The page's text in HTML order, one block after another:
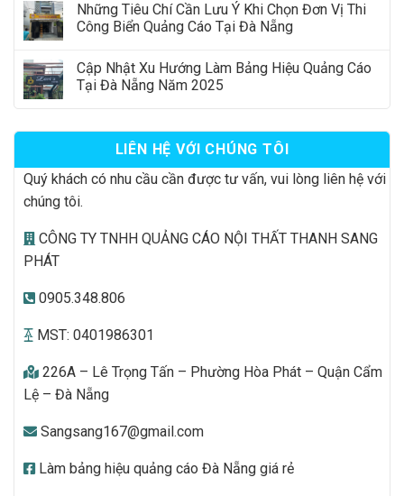
Những Tiêu Chí Cần Lưu Ý Khi Chọn Đơn Vị Thi
Công Biển Quảng Cáo Tại Đà Nẵng
Cập Nhật Xu Hướng Làm Bảng Hiệu Quảng Cáo
Tại Đà Nẵng Năm 2025
LIÊN HỆ VỚI CHÚNG TÔI
Quý khách có nhu cầu cần được tư vấn, vui lòng liên hệ với
chúng tôi.
CÔNG TY TNHH QUẢNG CÁO NỘI THẤT THANH SANG
PHÁT
0905.348.806
MST: 0401986301
226A – Lê Trọng Tấn – Phường Hòa Phát – Quận Cẩm
Lệ – Đà Nẵng
Sangsang167@gmail.com
Làm bảng hiệu quảng cáo Đà Nẵng giá rẻ